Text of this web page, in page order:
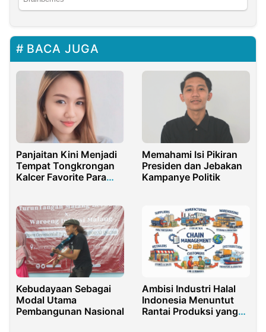
BACA JUGA
Panjaitan Kini Menjadi
Tempat Tongkrongan
Kalcer Favorite Para
Memahami Isi Pikiran
Presiden dan Jebakan
Kampanye Politik
Kebudayaan Sebagai
Modal Utama
Pembangunan Nasional
Ambisi Industri Halal
Indonesia Menuntut
Rantai Produksi yang